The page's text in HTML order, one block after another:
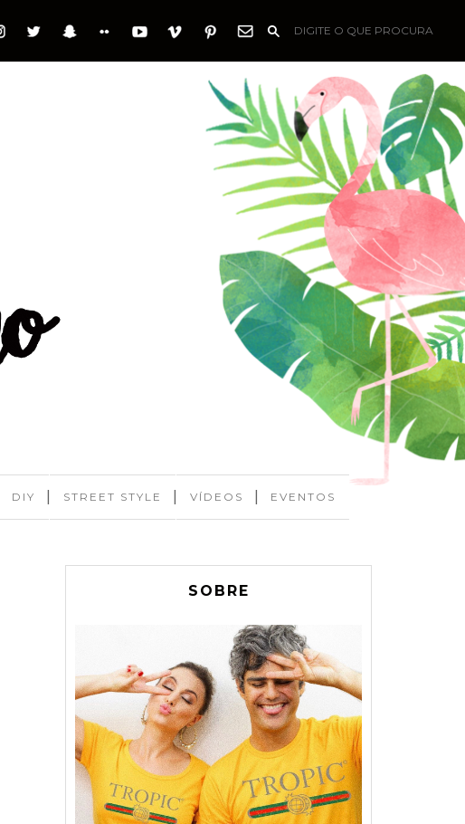
DIY | STREET STYLE | VÍDEOS | EVENTOS
SOBRE